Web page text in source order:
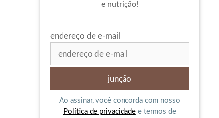
e nutrição!
endereço de e-mail
Ao assinar, você concorda com nosso
Política de privacidadee termos de